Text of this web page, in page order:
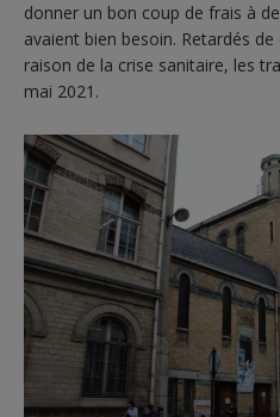
donner un bon coup de frais à
avaient bien besoin. Retardés
raison de la crise sanitaire, les
mai 2021.